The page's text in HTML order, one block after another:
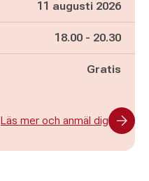
11 augusti 2026
Pågår mellan
18.00 - och
20.30
Gratis
Läs mer och anmäl dig